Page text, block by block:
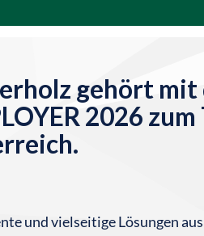
gehört mit
2026
und vielseitige Lösungen